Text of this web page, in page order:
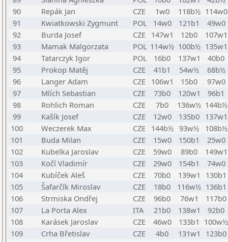
90
Repák Jan CZE 1w0 118b½ 114w0
91
Kwiatkowski Zygmunt POL 14w0 121b1
49w0
92
Burda Josef CZE 147w1 12b0
107w1
93
Mamak Malgorzata POL 114w½ 100b½ 135w1
94
Tatarczyk Igor POL 16b0 137w1
40b0
95
Prokop Matěj CZE 41b1 54w½
68b½
96
Langer Adam CZE 106w1 15b0
97w0
97
Mlích Sebastian CZE 73b0 120w1
96b1
98
Rohlich Roman CZE 7b0 136w½ 144b½
99
Kašík Josef CZE 12w0 135b0 137w1
100
Weczerek Max CZE 144b½ 93w½
108b½
101
Buda Milan CZE 15w0 150b1
25w0
102
Kubelka Jaroslav CZE 59w0 89b0
149w1
103
Kočí Vladimír CZE 29w0 154b1
74w0
104
Kubíček Aleš CZE 70b0 139w1
130b1
105
Šafarčík Miroslav CZE 18b0 116w½ 136b1
106
Strmiska Ondřej CZE 96b0 76w1
117b0
107
La Porta Alex ITA 21b0 138w1
92b0
108
Karásek Jaroslav CZE 46w0 133b1 100w½
109
Crha Břetislav CZE 4b0 131w1
123b0